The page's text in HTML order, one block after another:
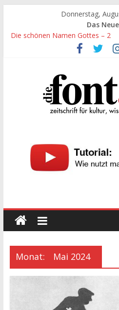
springen
Donnerstag,
Das
Die schönen Namen Gottes – 2
Werte, denen größte Sorgfalt
Die schönen Namen Gottes
„Kind“ seiner Zeit sein
Die
Fontäne
kultur,
wissenschaft
und
dialog
Monat: Mai 2024